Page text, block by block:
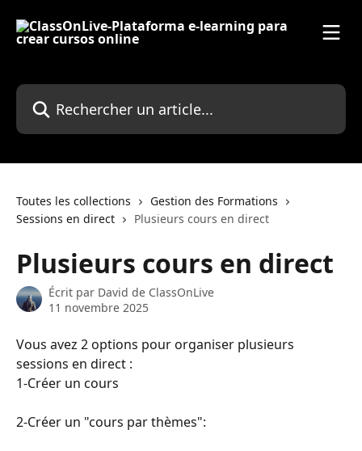
Rechercher un article...
Toutes les collections
Gestion des Formations
Sessions en direct
Plusieurs cours en direct
Plusieurs cours en direct
Écrit par David de ClassOnLive
11 novembre 2025
Vous avez 2 options pour organiser plusieurs
sessions en direct :
1-Créer un cours
2-Créer un "cours par thèmes":